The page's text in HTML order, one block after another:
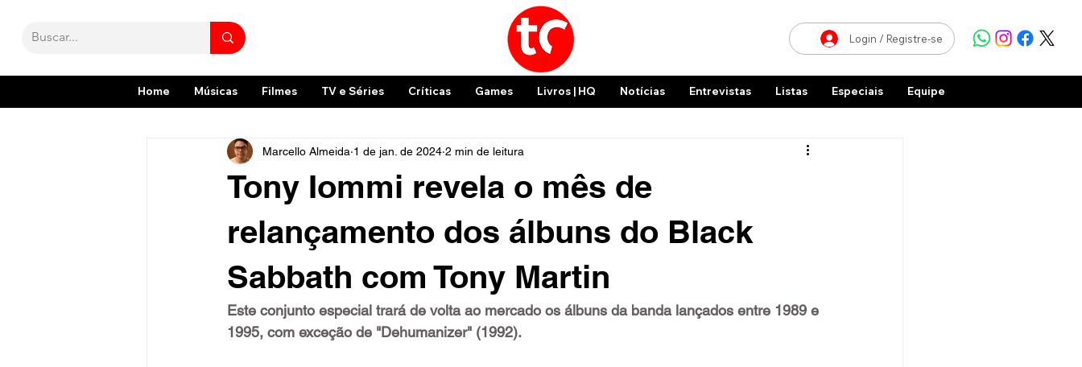
Login / Registre-se
Home Músicas Filmes TV e Séries Críticas Games Livros | HQ Notícias Entrevistas Listas Especiais Equipe
Tony Iommi revela o mês de
relançamento dos álbuns do Black
Sabbath com Tony Martin
Marcello Almeida 1 de jan. de 2024 2 min de leitura
Este conjunto especial trará de volta ao mercado os álbuns da banda lançados entre 1989 e
1995, com exceção de "Dehumanizer" (1992).